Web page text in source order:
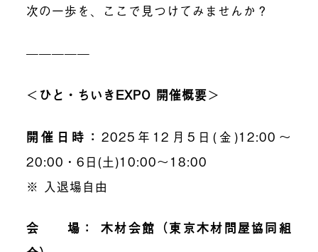
次の一歩を、ここで見つけてみませんか？
—————
＜ ひと・ちいきEXPO 開催概要＞
開催日時：2025年12月5日(金)12:00〜
20:00・6日(土)10:00〜18:00
※ 入退場自由
会 場： 木材会館（東京木材問屋協同組